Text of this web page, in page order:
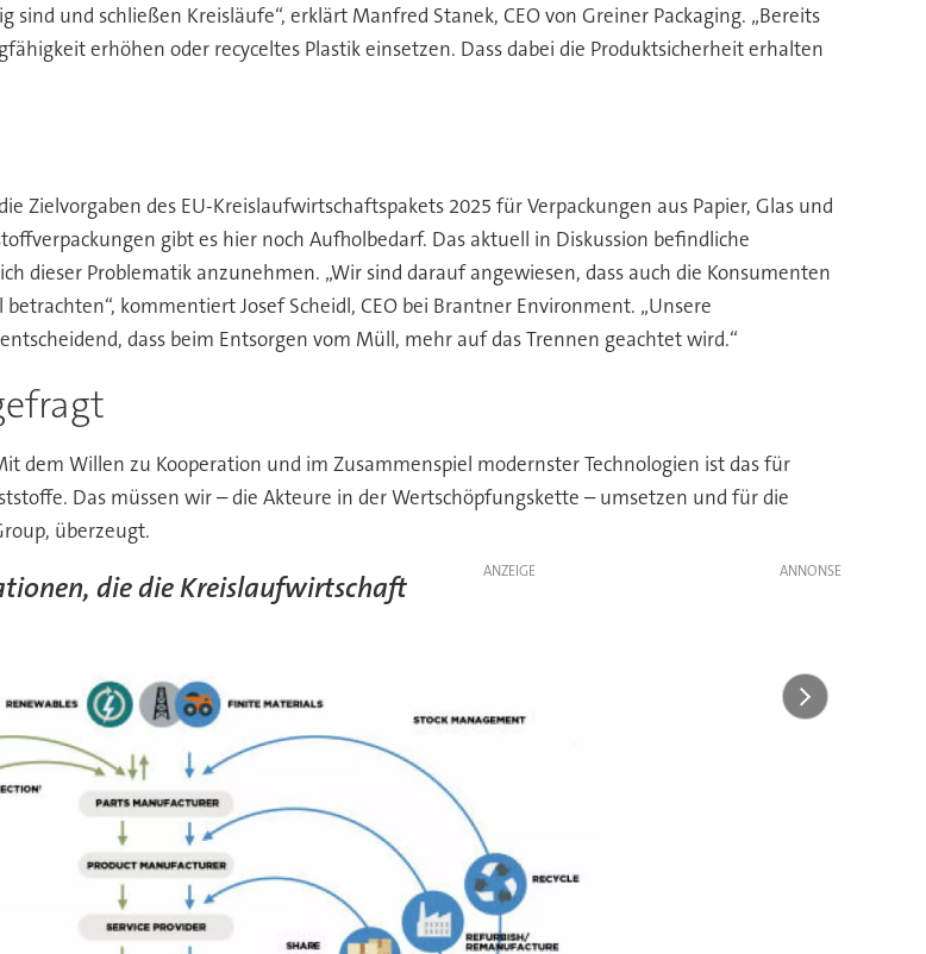
sind und schließen Kreisläufe“, erklärt Manfred Stanek, CEO von Greiner Packaging. „Bereits
erhöhen oder recyceltes Plastik einsetzen. Dass dabei die Produktsicherheit erhalten
Zielvorgaben des EU-Kreislaufwirtschaftspakets 2025 für Verpackungen aus Papier, Glas und
gibt es hier noch Aufholbedarf. Das aktuell in Diskussion befindliche
dieser Problematik anzunehmen. „Wir sind darauf angewiesen, dass auch die Konsumenten
kommentiert Josef Scheidl, CEO bei Brantner Environment. „Unsere
dass beim Entsorgen vom Müll, mehr auf das Trennen geachtet wird.“
dem Willen zu Kooperation und im Zusammenspiel modernster Technologien ist das für
Das müssen wir – die Akteure in der Wertschöpfungskette – umsetzen und für die
überzeugt.
ANZEIGE
die die Kreislaufwirtschaft